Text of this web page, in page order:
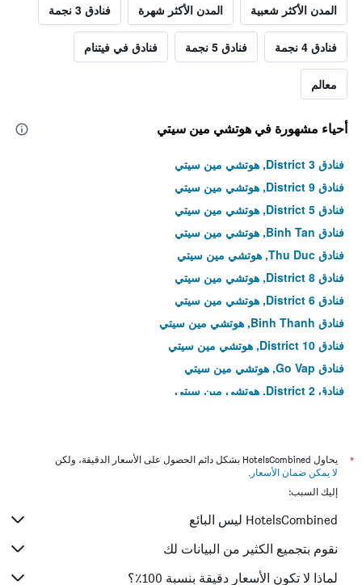
المدن الأكثر شعبية المدن الأكثر شهرة فنادق 3 نجمة
فنادق 4 نجمة فنادق 5 نجمة فنادق في فيتنام
معالم
أحياء مشهورة في هوتشي مين سيتي
فنادق District 3, هوتشي مين سيتي
فنادق District 9, هوتشي مين سيتي
فنادق District 5, هوتشي مين سيتي
فنادق Binh Tan, هوتشي مين سيتي
فنادق Thu Duc, هوتشي مين سيتي
فنادق District 8, هوتشي مين سيتي
فنادق District 6, هوتشي مين سيتي
فنادق Binh Thanh, هوتشي مين سيتي
فنادق District 10, هوتشي مين سيتي
فنادق Go Vap, هوتشي مين سيتي
فنادق District 2, هوتشي مين سيتي
فنادق Phu Nhuan, هوتشي مين سيتي
فنادق Tan Binh, هوتشي مين سيتي
فنادق District 11, هوتشي مين سيتي
فنادق District 4, هوتشي مين سيتي
*
يحاول HotelsCombined بشكل دائم الحصول على الأسعار الدقيقة، ولكن
لا يمكن ضمان الأسعار .
إليك السبب:
HotelsCombined ليس البائع
نقوم بتجميع الكثير من البيانات لك
لماذا لا تكون الأسعار دقيقة بنسبة 100٪؟